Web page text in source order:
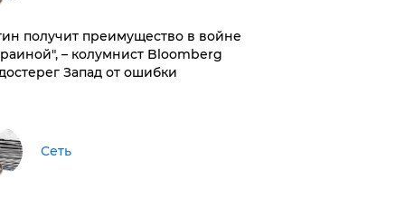
получит преимущество в войне
– колумнист Bloomberg
Запад от ошибки
Сеть